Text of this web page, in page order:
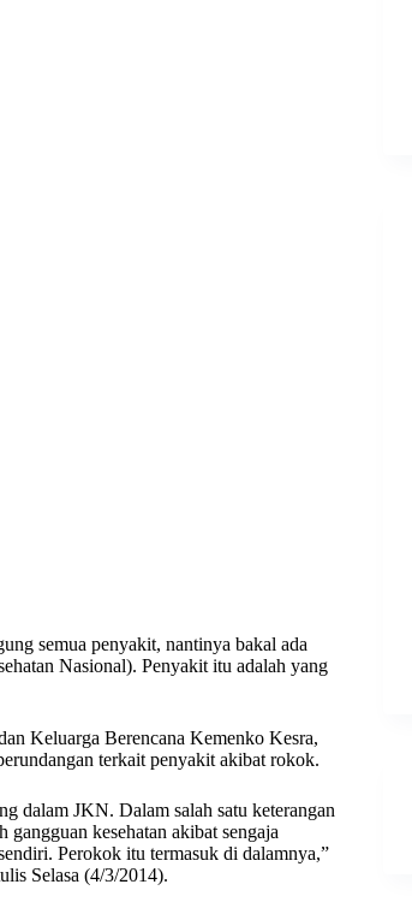
semua penyakit, nantinya bakal ada
Nasional). Penyakit itu adalah yang
Keluarga Berencana Kemenko Kesra,
terkait penyakit akibat rokok.
dalam JKN. Dalam salah satu keterangan
kesehatan akibat sengaja
Perokok itu termasuk di dalamnya,”
Selasa (4/3/2014).